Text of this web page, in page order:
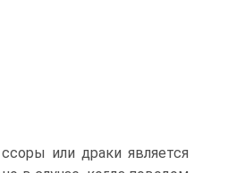
или драки является